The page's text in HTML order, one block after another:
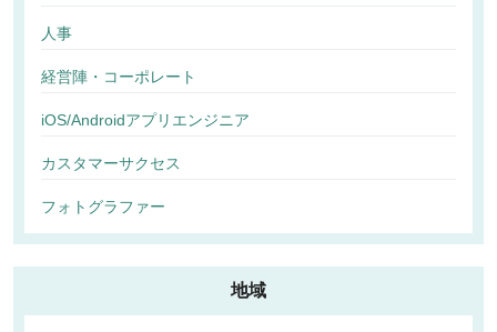
人事
経営陣・コーポレート
iOS/Androidアプリエンジニア
カスタマーサクセス
フォトグラファー
地域